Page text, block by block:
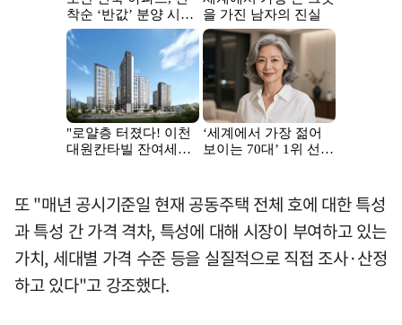
또 "매년 공시기준일 현재 공동주택 전체 호에 대한 특성
과 특성 간 가격 격차, 특성에 대해 시장이 부여하고 있는
가치, 세대별 가격 수준 등을 실질적으로 직접 조사·산정
하고 있다"고 강조했다.